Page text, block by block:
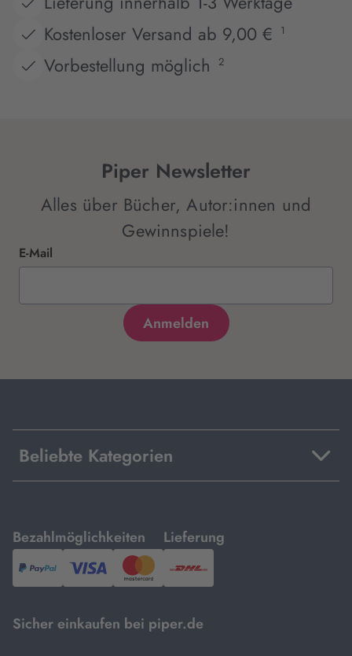
Kostenloser Versand ab 9,00 €
1
Vorbestellung möglich 2
Piper Newsletter
Alles über Bücher, Autor:innen und
Gewinnspiele!
E-Mail
Beliebte Kategorien
Bezahlmöglichkeiten
mit
PayPal,Visa
und
Lieferung
mit
DHL.
Sicher einkaufen bei piper.de